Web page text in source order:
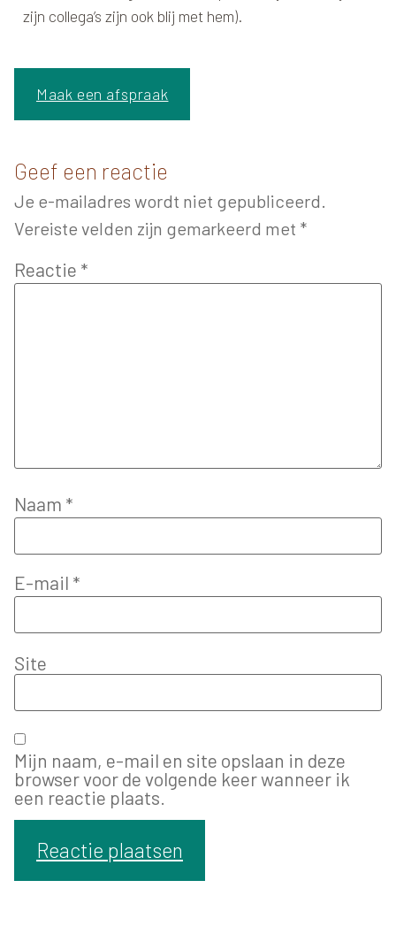
zijn collega’s zijn ook blij met hem).
Maak een afspraak
Geef een reactie
Je e-mailadres wordt niet gepubliceerd.
Vereiste velden zijn gemarkeerd met *
Reactie *
Naam *
E-mail *
Site
Mijn naam, e-mail en site opslaan in deze
browser voor de volgende keer wanneer ik
een reactie plaats.